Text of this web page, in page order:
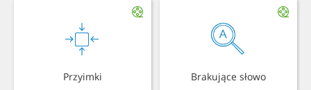
Przyimki Brakujące słowo